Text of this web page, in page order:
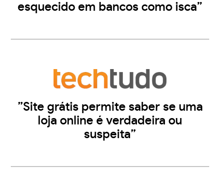
esquecido em bancos como isca”
”Site grátis permite saber se uma
loja online é verdadeira ou
suspeita”